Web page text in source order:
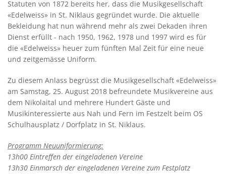
Statuten von 1872 bereits her, dass die Musikgesellschaft
«Edelweiss» in St. Niklaus gegründet wurde. Die aktuelle
Bekleidung hat nun während mehr als zwei Dekaden ihren
Dienst erfüllt - nach 1950, 1962, 1978 und 1997 wird es für
die «Edelweiss» heuer zum fünften Mal Zeit für eine neue
und zeitgemässe Uniform.
Zu diesem Anlass begrüsst die Musikgesellschaft «Edelweiss»
am Samstag, 25. August 2018 befreundete Musikvereine aus
dem Nikolaital und mehrere Hundert Gäste und
Musikinteressierte aus Nah und Fern im Festzelt beim OS
Schulhausplatz / Dorfplatz in St. Niklaus.
Programm Neuuniformierung:
13h00 Eintreffen der eingeladenen Vereine
13h30 Einmarsch der eingeladenen Vereine zum Festplatz